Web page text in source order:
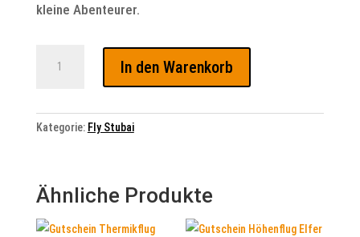
kleine Abenteurer.
Kinderflug
Menge
In den Warenkorb
Kategorie: Fly Stubai
Ähnliche Produkte